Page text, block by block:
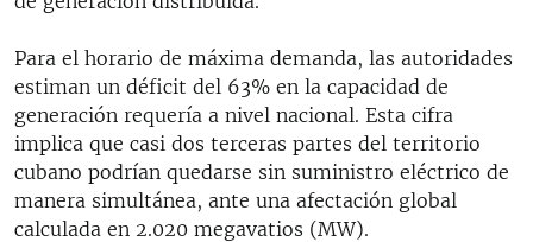
Para el horario de máxima demanda, las autoridades
estiman un déficit del 63% en la capacidad de
generación requería a nivel nacional. Esta cifra
implica que casi dos terceras partes del territorio
cubano podrían quedarse sin suministro eléctrico de
manera simultánea, ante una afectación global
calculada en 2.020 megavatios (MW).